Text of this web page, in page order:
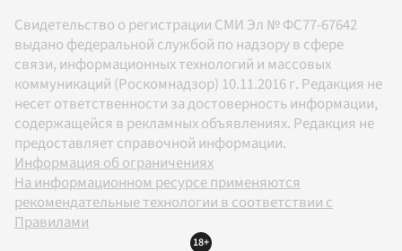
Свидетельство о регистрации СМИ Эл № ФС77-67642
выдано федеральной службой по надзору в сфере
связи, информационных технологий и массовых
коммуникаций (Роскомнадзор) 10.11.2016 г. Редакция не
несет ответственности за достоверность информации,
содержащейся в рекламных объявлениях. Редакция не
предоставляет справочной информации.
Информация об ограничениях
На информационном ресурсе применяются
рекомендательные технологии в соответствии с
Правилами
18+